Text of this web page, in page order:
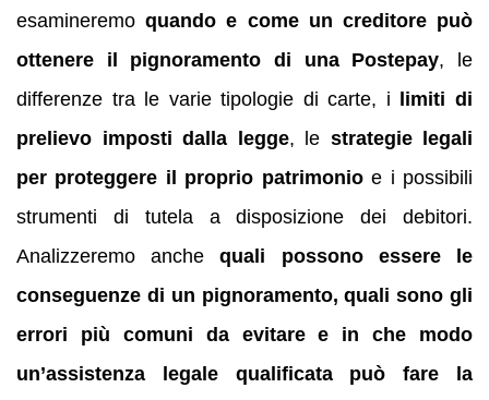
esamineremoquando e come un creditore può
ottenere il pignoramento di una Postepay, le
differenze tra le varie tipologie di carte, i limiti di
prelievo imposti dalla legge, le strategie legali
per proteggere il proprio patrimonioe i possibili
strumenti di tutela a disposizione dei debitori.
Analizzeremo anchequali possono essere le
conseguenze di un pignoramento, quali sono gli
errori più comuni da evitare e in che modo
un’assistenza legale qualificata può fare la